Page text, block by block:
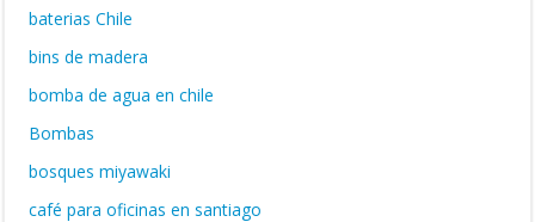
baterias Chile
bins de madera
bomba de agua en chile
Bombas
bosques miyawaki
café para oficinas en santiago